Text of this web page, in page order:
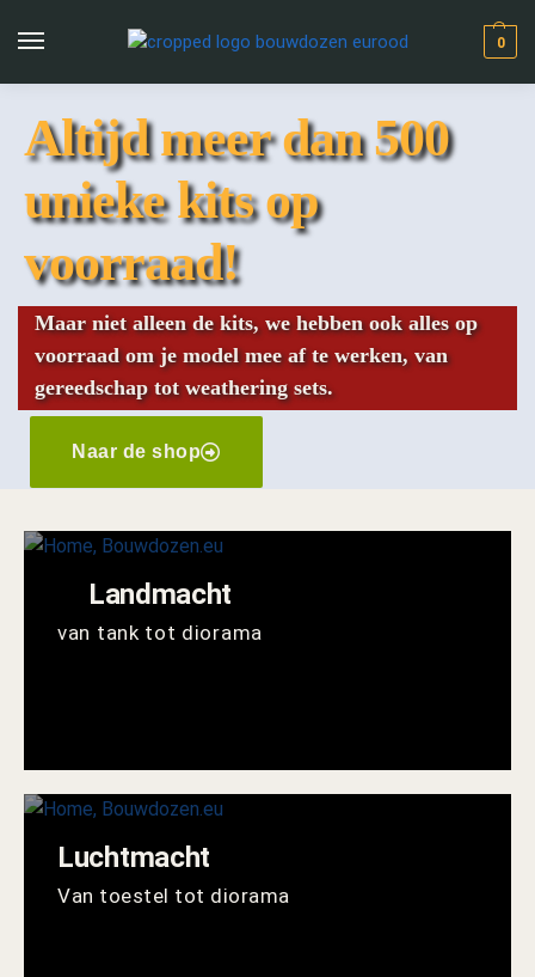
0
Altijd meer dan 500
unieke kits op
voorraad!
Maar niet alleen de kits, we hebben ook alles op
voorraad om je model mee af te werken, van
gereedschap tot weathering sets.
Naar de shop
Landmacht
van tank tot diorama
Luchtmacht
Van toestel tot diorama